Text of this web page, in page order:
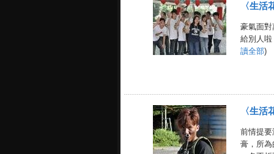
〈生
豪氣面
給別人啦
讀全部)
〈生
前情提
膏，所